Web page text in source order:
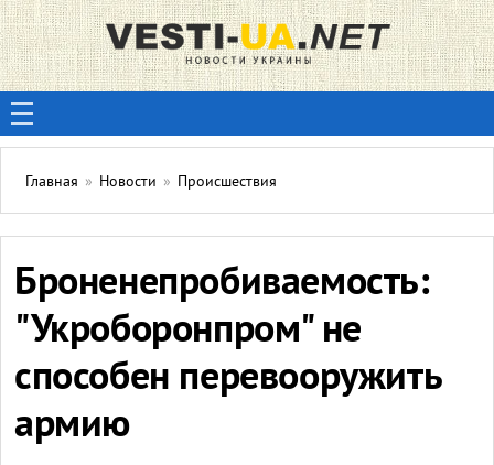
Главная » Новости » Происшествия
Броненепробиваемость:
"Укроборонпром" не
способен перевооружить
армию